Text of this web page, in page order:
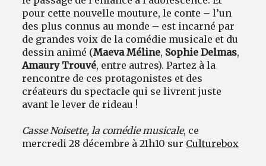
pour cette nouvelle mouture, le conte – l’un
des plus connus au monde – est incarné par
de grandes voix de la comédie musicale et du
dessin animé (Maeva Méline, Sophie Delmas,
Amaury Trouvé, entre autres). Partez à la
rencontre de ces protagonistes et des
créateurs du spectacle qui se livrent juste
avant le lever de rideau !
Casse Noisette, la comédie musicale, ce
mercredi 28 décembre à 21h10 sur Culturebox